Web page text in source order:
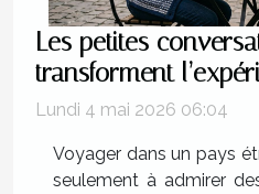
Les petites
transforment
Lundi 4 mai 2026 06:04
Voyager dans un pays
seulement à admirer